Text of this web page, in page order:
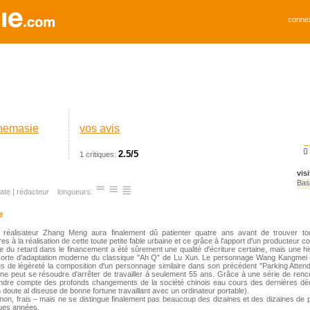
vos avis
1 critiques: 2.5/5
| rédacteur longueurs:
réalisateur Zhang Meng aura finalement dû patienter quatre ans avant de trouver
à la réalisation de cette toute petite fable urbaine et ce grâce à l'apport d'un producteur
du retard dans le financement a été sûrement une qualité d'écriture certaine, mais une
d'adaptation moderne du classique "Ah Q" de Lu Xun. Le personnage Wang Kangmei
de légèreté la composition d'un personnage similaire dans son précédent "Parking
peut se résoudre d'arrêter de travailler à seulement 55 ans. Grâce à une série de
compte des profonds changements de la société chinois eau cours des dernières
al diseuse de bonne fortune travaillant avec un ordinateur portable).
frais – mais ne se distingue finalement pas beaucoup des dizaines et des dizaines de
années.